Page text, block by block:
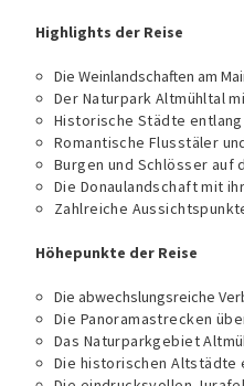
Highlights der Reise
Die Weinlandschaften am
Der Naturpark Altmühltal
Historische Städte
Romantische Flusstäler
Burgen und Schlösser auf
Die Donaulandschaft mit
Zahlreiche
Höhepunkte der Reise
Die abwechslungsreiche
Die Panoramastrecken
Das Naturparkgebiet
Die historischen Altstädte